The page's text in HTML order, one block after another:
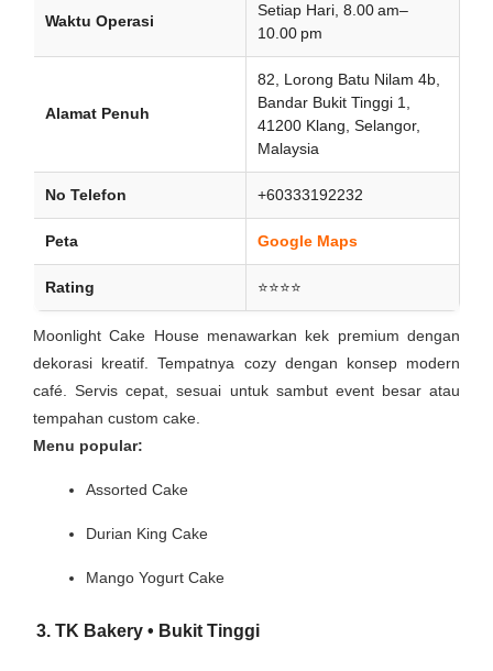
Waktu Operasi
Setiap Hari, 8.00 am–
10.00 pm
Alamat Penuh
82, Lorong Batu Nilam 4b,
Bandar Bukit Tinggi 1,
41200 Klang, Selangor,
Malaysia
No Telefon +60333192232
Peta Google Maps
Rating ⭐⭐⭐⭐
Moonlight Cake House menawarkan kek premium dengan
dekorasi kreatif. Tempatnya cozy dengan konsep modern
café. Servis cepat, sesuai untuk sambut event besar atau
tempahan custom cake.
Menu popular:
Assorted Cake
Durian King Cake
Mango Yogurt Cake
3. TK Bakery • Bukit Tinggi